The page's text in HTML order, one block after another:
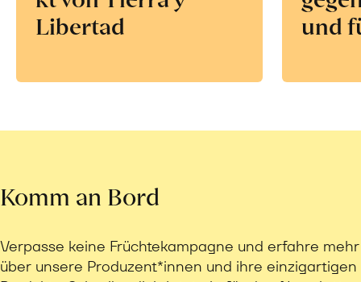
Libertad
und
Komm an Bord
Verpasse keine Früchtekampagne und erfahre mehr
über unsere Produzent*innen und ihre einzigartigen